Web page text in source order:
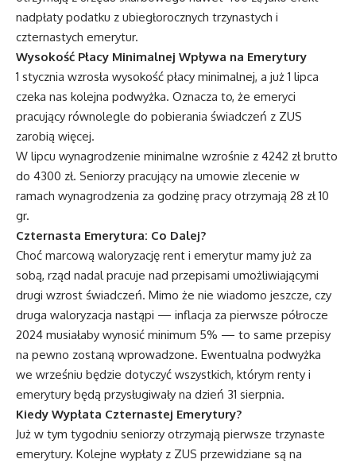
nadpłaty podatku z ubiegłorocznych trzynastych i
czternastych emerytur.
Wysokość Płacy Minimalnej Wpływa na Emerytury
1 stycznia wzrosła wysokość płacy minimalnej, a już 1 lipca
czeka nas kolejna podwyżka. Oznacza to, że emeryci
pracujący równolegle do pobierania świadczeń z ZUS
zarobią więcej.
W lipcu wynagrodzenie minimalne wzrośnie z 4242 zł brutto
do 4300 zł. Seniorzy pracujący na umowie zlecenie w
ramach wynagrodzenia za godzinę pracy otrzymają 28 zł 10
gr.
Czternasta Emerytura: Co Dalej?
Choć marcową waloryzację rent i emerytur mamy już za
sobą, rząd nadal pracuje nad przepisami umożliwiającymi
drugi wzrost świadczeń. Mimo że nie wiadomo jeszcze, czy
druga waloryzacja nastąpi — inflacja za pierwsze półrocze
2024 musiałaby wynosić minimum 5% — to same przepisy
na pewno zostaną wprowadzone. Ewentualna podwyżka
we wrześniu będzie dotyczyć wszystkich, którym renty i
emerytury będą przysługiwały na dzień 31 sierpnia.
Kiedy Wypłata Czternastej Emerytury?
Już w tym tygodniu seniorzy otrzymają pierwsze trzynaste
emerytury. Kolejne wypłaty z ZUS przewidziane są na